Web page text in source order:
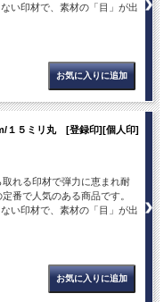
い印材で、素材の「目」が出
１５ミリ丸 [登録印][個人印]
れる印材で弾力に恵まれ耐
番で人気のある商品です。
い印材で、素材の「目」が出